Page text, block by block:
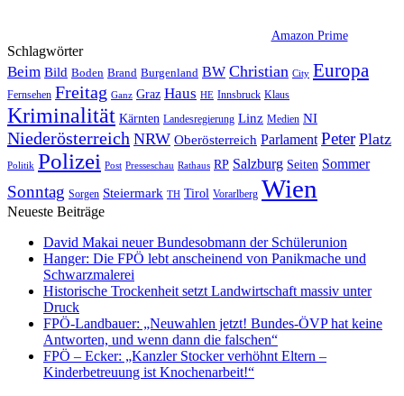
Amazon Prime
Schlagwörter
Beim Bild Boden Brand Burgenland BW Christian City Europa
Fernsehen Freitag Ganz Graz Haus HE Innsbruck Klaus
Kriminalität Kärnten Landesregierung Linz Medien NI
Niederösterreich NRW Oberösterreich Parlament Peter Platz
Politik Polizei Post Presseschau Rathaus RP Salzburg Seiten Sommer
Sonntag Sorgen Steiermark TH Tirol Vorarlberg Wien
Neueste Beiträge
David Makai neuer Bundesobmann der Schülerunion
Hanger: Die FPÖ lebt anscheinend von Panikmache und
Schwarzmalerei
Historische Trockenheit setzt Landwirtschaft massiv unter
Druck
FPÖ-Landbauer: „Neuwahlen jetzt! Bundes-ÖVP hat keine
Antworten, und wenn dann die falschen“
FPÖ – Ecker: „Kanzler Stocker verhöhnt Eltern –
Kinderbetreuung ist Knochenarbeit!“